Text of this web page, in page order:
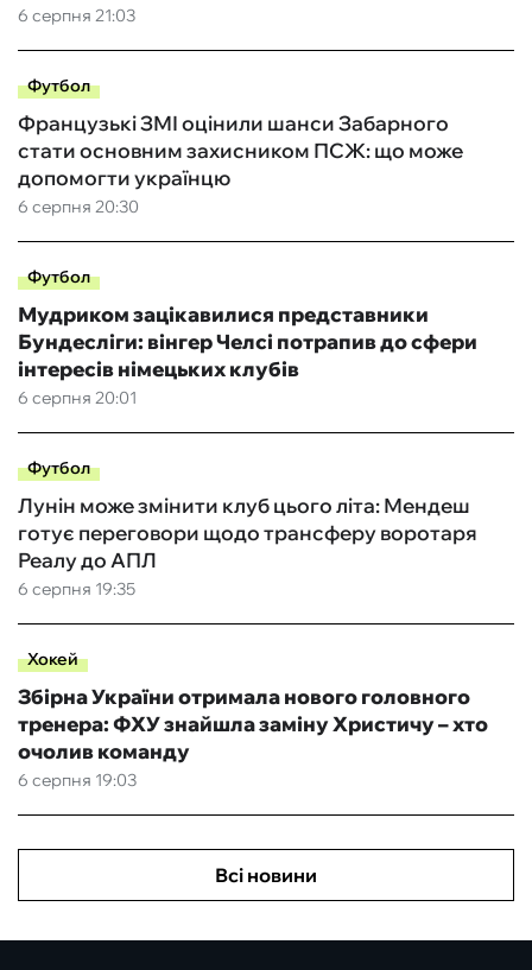
6 серпня 21:03
Футбол
6 серпня 20:30
Французькі ЗМІ оцінили шанси Забарного
стати основним захисником ПСЖ: що може
допомогти українцю
Футбол
6 серпня 20:01
Мудриком зацікавилися представники
Бундесліги: вінгер Челсі потрапив до сфери
інтересів німецьких клубів
Футбол
6 серпня 19:35
Лунін може змінити клуб цього літа: Мендеш
готує переговори щодо трансферу воротаря
Реалу до АПЛ
Хокей
6 серпня 19:03
Збірна України отримала нового головного
тренера: ФХУ знайшла заміну Христичу – хто
очолив команду
Всі новини